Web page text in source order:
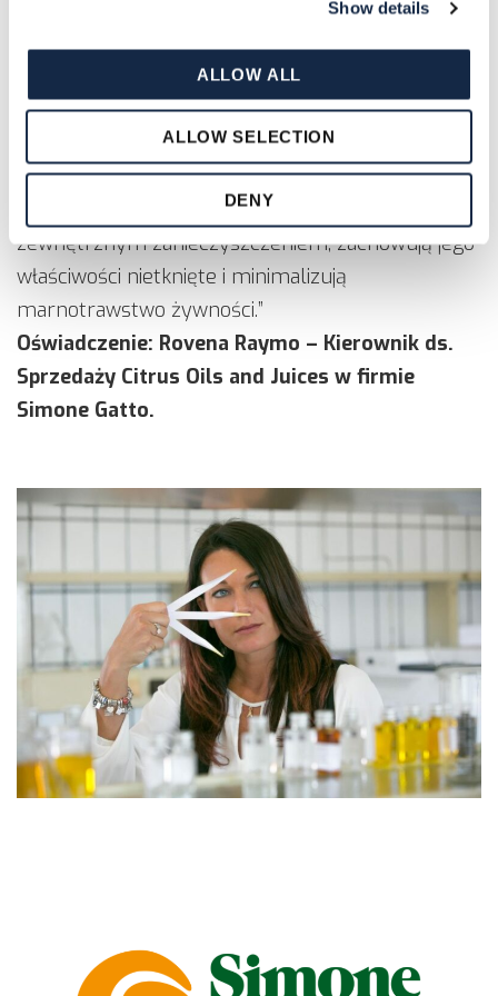
Show details
ALLOW ALL
ALLOW SELECTION
DENY
innowacyjnych i możliwie ekologicznych
opakowaniach. Ponadto, aby zachować jakość
produktu na każdym etapie, firma będzie
korzystać wyłącznie z wysoko specjalizowanych
instalacji z wysokiej jakości i higienicznymi
komponentami zaworów. Te komponenty są
niezwykle ważne, ponieważ chronią produkt przed
zewnętrznym zanieczyszczeniem, zachowują jego
właściwości nietknięte i minimalizują
marnotrawstwo żywności.”
Oświadczenie: Rovena Raymo – Kierownik ds.
Sprzedaży Citrus Oils and Juices w firmie
Simone Gatto.